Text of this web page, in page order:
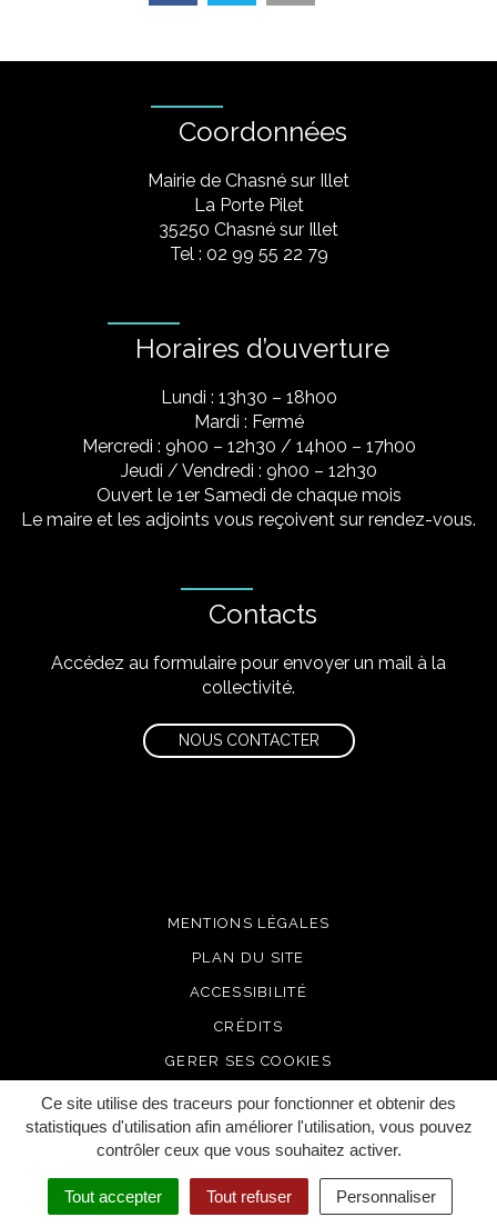
Ce site utilise des traceurs pour fonctionner et obtenir des
statistiques d'utilisation afin améliorer l'utilisation, vous pouvez
contrôler ceux que vous souhaitez activer.
Tout accepter Tout refuser Personnaliser
Coordonnées
Mairie de Chasné sur Illet
La Porte Pilet
35250 Chasné sur Illet
Tel : 02 99 55 22 79
Horaires d’ouverture
Lundi : 13h30 – 18h00
Mardi : Fermé
Mercredi : 9h00 – 12h30 / 14h00 – 17h00
Jeudi / Vendredi : 9h00 – 12h30
Ouvert le 1er Samedi de chaque mois
Le maire et les adjoints vous reçoivent sur rendez-vous.
Contacts
Accédez au formulaire pour envoyer un mail à la
collectivité.
NOUS CONTACTER
MENTIONS LÉGALES
PLAN DU SITE
ACCESSIBILITÉ
CRÉDITS
GERER SES COOKIES